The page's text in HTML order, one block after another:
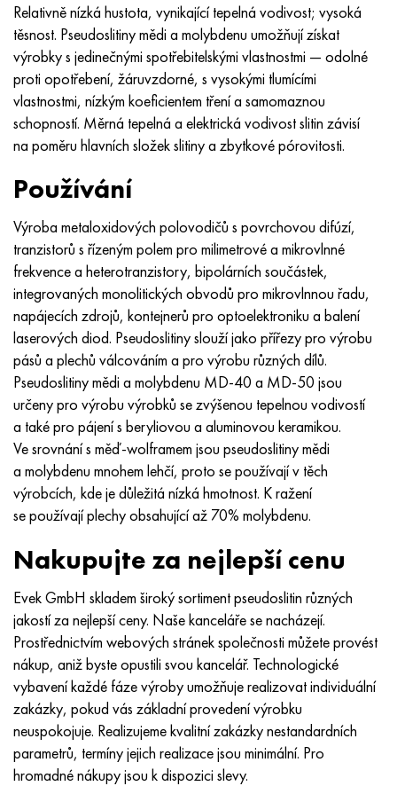
Relativně nízká hustota, vynikající tepelná vodivost; vysoká
těsnost. Pseudoslitiny mědi a molybdenu umožňují získat
výrobky s jedinečnými spotřebitelskými vlastnostmi — odolné
proti opotřebení, žáruvzdorné, s vysokými tlumícími
vlastnostmi, nízkým koeficientem tření a samomaznou
schopností. Měrná tepelná a elektrická vodivost slitin závisí
na poměru hlavních složek slitiny a zbytkové pórovitosti.
Používání
Výroba metaloxidových polovodičů s povrchovou difúzí,
tranzistorů s řízeným polem pro milimetrové a mikrovlnné
frekvence a heterotranzistory, bipolárních součástek,
integrovaných monolitických obvodů pro mikrovlnnou řadu,
napájecích zdrojů, kontejnerů pro optoelektroniku a balení
laserových diod. Pseudoslitiny slouží jako přířezy pro výrobu
pásů a plechů válcováním a pro výrobu různých dílů.
Pseudoslitiny mědi a molybdenu MD-40 a MD-50 jsou
určeny pro výrobu výrobků se zvýšenou tepelnou vodivostí
a také pro pájení s beryliovou a aluminovou keramikou.
Ve srovnání s měď-wolframem jsou pseudoslitiny mědi
a molybdenu mnohem lehčí, proto se používají v těch
výrobcích, kde je důležitá nízká hmotnost. K ražení
se používají plechy obsahující až 70% molybdenu.
Nakupujte za nejlepší cenu
Evek GmbH skladem široký sortiment pseudoslitin různých
jakostí za nejlepší ceny. Naše kanceláře se nacházejí.
Prostřednictvím webových stránek společnosti můžete provést
nákup, aniž byste opustili svou kancelář. Technologické
vybavení každé fáze výroby umožňuje realizovat individuální
zakázky, pokud vás základní provedení výrobku
neuspokojuje. Realizujeme kvalitní zakázky nestandardních
parametrů, termíny jejich realizace jsou minimální. Pro
hromadné nákupy jsou k dispozici slevy.